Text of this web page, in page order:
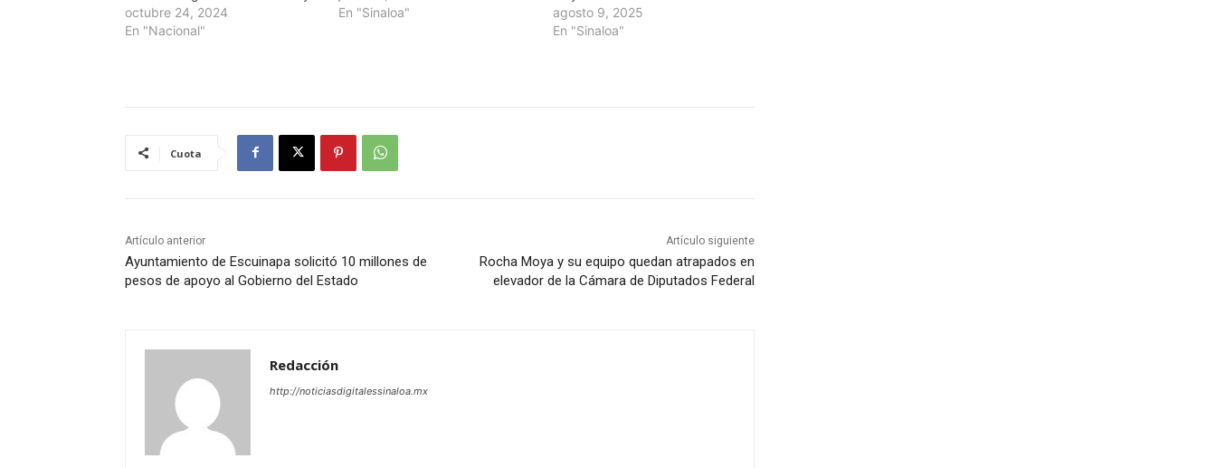
octubre 24, 2024
En "Nacional"
En "Sinaloa"
agosto 9, 2025
En "Sinaloa"
Cuota
Artículo anterior
Ayuntamiento de Escuinapa solicitó 10 millones de
pesos de apoyo al Gobierno del Estado
Artículo siguiente
Rocha Moya y su equipo quedan atrapados en
elevador de la Cámara de Diputados Federal
Redacción
http://noticiasdigitalessinaloa.mx